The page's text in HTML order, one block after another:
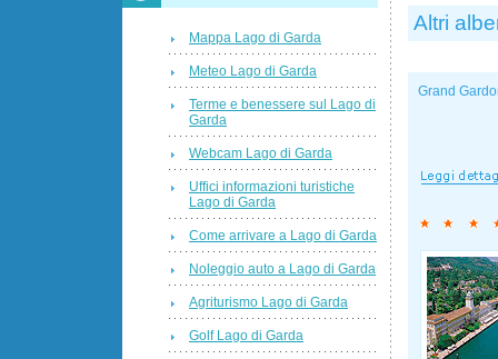
Altri
Grand
Mappa Lago di Garda
Meteo Lago di Garda
Terme e benessere sul Lago di
Garda
Webcam Lago di Garda
Uffici informazioni turistiche
Lago di Garda
Come arrivare a Lago di Garda
Noleggio auto a Lago di Garda
Agriturismo Lago di Garda
Golf Lago di Garda